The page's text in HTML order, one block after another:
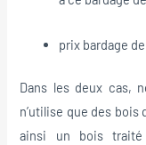
prix bardage
Dans les deux cas,
n’utilise que des bois
ainsi un bois